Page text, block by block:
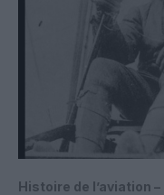
Histoire de l’aviation –